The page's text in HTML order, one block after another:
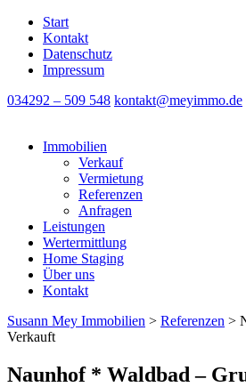
Start
Kontakt
Datenschutz
Impressum
034292 – 509 548 kontakt@meyimmo.de
Immobilien
Verkauf
Vermietung
Referenzen
Anfragen
Leistungen
Wertermittlung
Home Staging
Über uns
Kontakt
Susann Mey Immobilien > Referenzen >
Verkauft
Naunhof * Waldbad –